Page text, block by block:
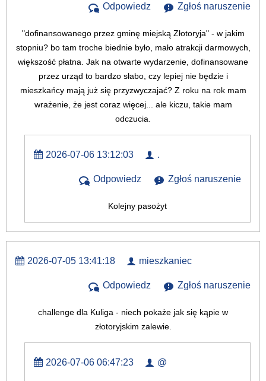
Odpowiedz Zgłoś naruszenie
"dofinansowanego przez gminę miejską Złotoryja" - w jakim
stopniu? bo tam troche biednie było, mało atrakcji darmowych,
większość płatna. Jak na otwarte wydarzenie, dofinansowane
przez urząd to bardzo słabo, czy lepiej nie będzie i
mieszkańcy mają już się przyzwyczajać? Z roku na rok mam
wrażenie, że jest coraz więcej... ale kiczu, takie mam
odczucia.
2026-07-06 13:12:03 .
Odpowiedz Zgłoś naruszenie
Kolejny pasożyt
2026-07-05 13:41:18 mieszkaniec
Odpowiedz Zgłoś naruszenie
challenge dla Kuliga - niech pokaże jak się kąpie w
złotoryjskim zalewie.
2026-07-06 06:47:23 @